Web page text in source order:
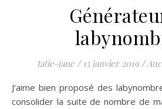
tatie-jane / 15 janvier 2019 /
J’aime bien proposé des labynombres à mes élèves pour
consolider la suite de nombre de